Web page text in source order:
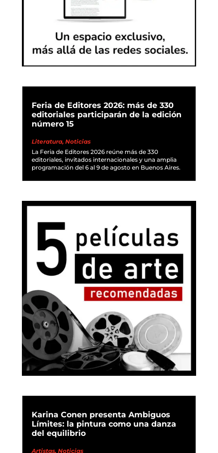
Feria de Editores 2026: más de 330
editoriales participarán de la edición
número 15
Literatura, Noticias
La Feria de Editores 2026 reúne más de 330
editoriales, invitados internacionales y una amplia
programación del 6 al 9 de agosto en Buenos Aires.
Karina Conen presenta Ambiguos
Límites: la pintura como una danza
del equilibrio
Artistas, Noticias